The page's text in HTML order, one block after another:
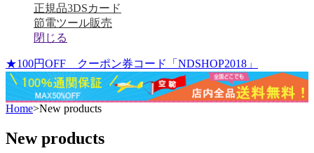
正規品3DSカード
節電ツール販売
閉じる
★100円OFF クーポン券コード「NDSHOP2018」
Home>New products
New products